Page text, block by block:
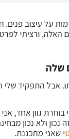
על עיצוב
האלה, ורציתי
שלה
אבל התפקיד
גוון אחד,
נכון ולא נכון
שאני מתכננת.